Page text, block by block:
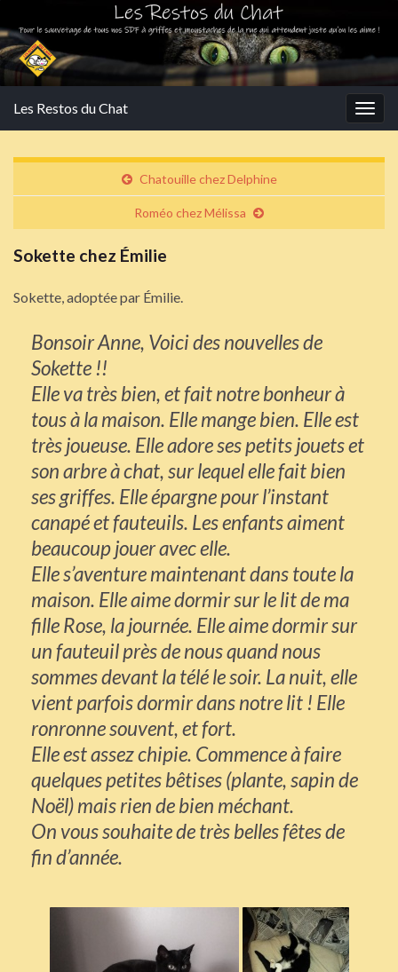
Les Restos du Chat
Chatouille chez Delphine
Roméo chez Mélissa
Sokette chez Émilie
Sokette, adoptée par Émilie.
Bonsoir Anne, Voici des nouvelles de
Sokette !!
Elle va très bien, et fait notre bonheur à
tous à la maison. Elle mange bien. Elle est
très joueuse. Elle adore ses petits jouets et
son arbre à chat, sur lequel elle fait bien
ses griffes. Elle épargne pour l’instant
canapé et fauteuils. Les enfants aiment
beaucoup jouer avec elle.
Elle s’aventure maintenant dans toute la
maison. Elle aime dormir sur le lit de ma
fille Rose, la journée. Elle aime dormir sur
un fauteuil près de nous quand nous
sommes devant la télé le soir. La nuit, elle
vient parfois dormir dans notre lit ! Elle
ronronne souvent, et fort.
Elle est assez chipie. Commence à faire
quelques petites bêtises (plante, sapin de
Noël) mais rien de bien méchant.
On vous souhaite de très belles fêtes de
fin d’année.